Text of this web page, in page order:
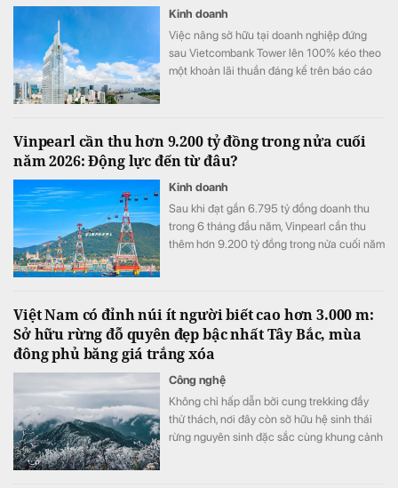
Kinh doanh
Việc nâng sở hữu tại doanh nghiệp đứng
sau Vietcombank Tower lên 100% kéo theo
một khoản lãi thuần đáng kể trên báo cáo
Vinpearl cần thu hơn 9.200 tỷ đồng trong nửa cuối
năm 2026: Động lực đến từ đâu?
Kinh doanh
Sau khi đạt gần 6.795 tỷ đồng doanh thu
trong 6 tháng đầu năm, Vinpearl cần thu
thêm hơn 9.200 tỷ đồng trong nửa cuối năm
Việt Nam có đỉnh núi ít người biết cao hơn 3.000 m:
Sở hữu rừng đỗ quyên đẹp bậc nhất Tây Bắc, mùa
đông phủ băng giá trắng xóa
Công nghệ
Không chỉ hấp dẫn bởi cung trekking đầy
thử thách, nơi đây còn sở hữu hệ sinh thái
rừng nguyên sinh đặc sắc cùng khung cảnh